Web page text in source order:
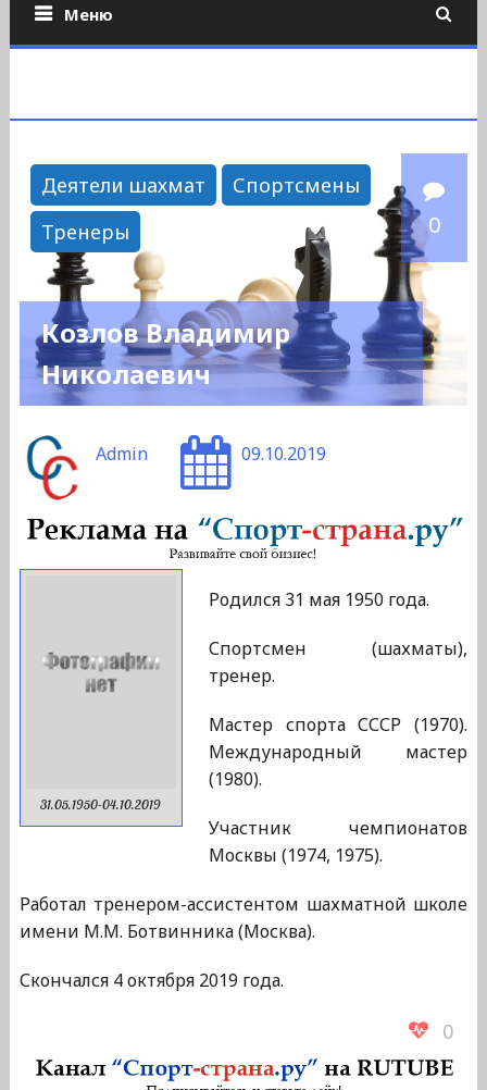
Меню
Деятели шахмат
Спортсмены
Тренеры
0
Козлов Владимир
Николаевич
Admin 09.10.2019
31.05.1950-04.10.2019
Родился 31 мая 1950 года.
Спортсмен (шахматы),
тренер.
Мастер спорта СССР (1970).
Международный мастер
(1980).
Участник чемпионатов
Москвы (1974, 1975).
Работал тренером-ассистентом шахматной школе
имени М.М. Ботвинника (Москва).
Скончался 4 октября 2019 года.
0